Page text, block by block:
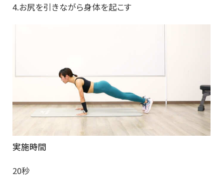
4.お尻を引きながら身体を起こす
実施時間
20秒